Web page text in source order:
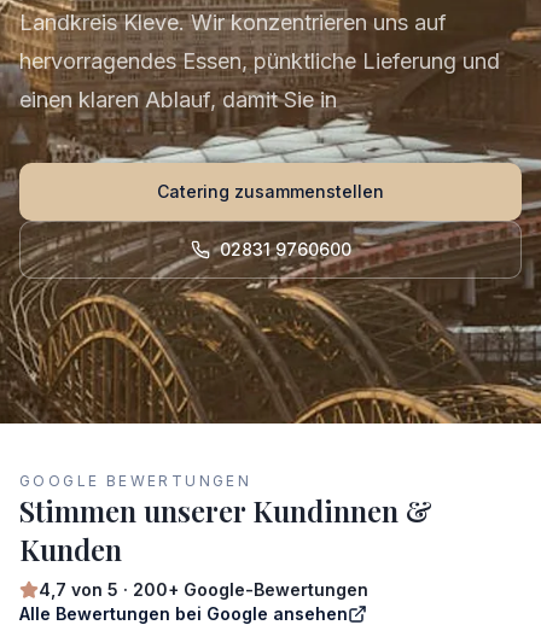
Landkreis Kleve. Wir konzentrieren uns auf
hervorragendes Essen, pünktliche Lieferung und
einen klaren Ablauf, damit Sie in
Catering zusammenstellen
02831 9760600
GOOGLE BEWERTUNGEN
Stimmen unserer Kundinnen &
Kunden
4,7 von 5 · 200+ Google-Bewertungen
Alle Bewertungen bei Google ansehen